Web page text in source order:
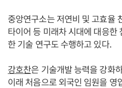
중앙연구소는 저연비 및 고효율
타이어 등 미래차 시대에 대응한
한 기술 연구도 수행하고 있다.
강호찬은 기술개발 능력을 강화
이래 처음으로 외국인 임원을 영